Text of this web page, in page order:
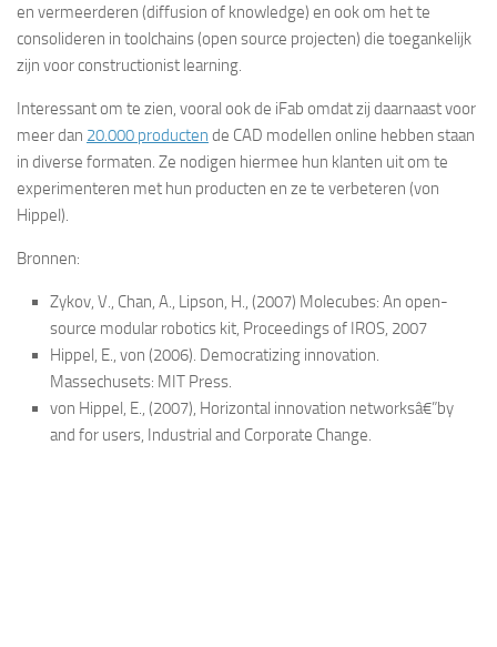
en vermeerderen (diffusion of knowledge) en ook om het te
consolideren in toolchains (open source projecten) die toegankelijk
zijn voor constructionist learning.
Interessant om te zien, vooral ook de iFab omdat zij daarnaast voor
meer dan 20.000 producten de CAD modellen online hebben staan
in diverse formaten. Ze nodigen hiermee hun klanten uit om te
experimenteren met hun producten en ze te verbeteren (von
Hippel).
Bronnen:
Zykov, V., Chan, A., Lipson, H., (2007) Molecubes: An open-
source modular robotics kit, Proceedings of IROS, 2007
Hippel, E., von (2006). Democratizing innovation.
Massechusets: MIT Press.
von Hippel, E., (2007), Horizontal innovation networksâ€”by
and for users, Industrial and Corporate Change.